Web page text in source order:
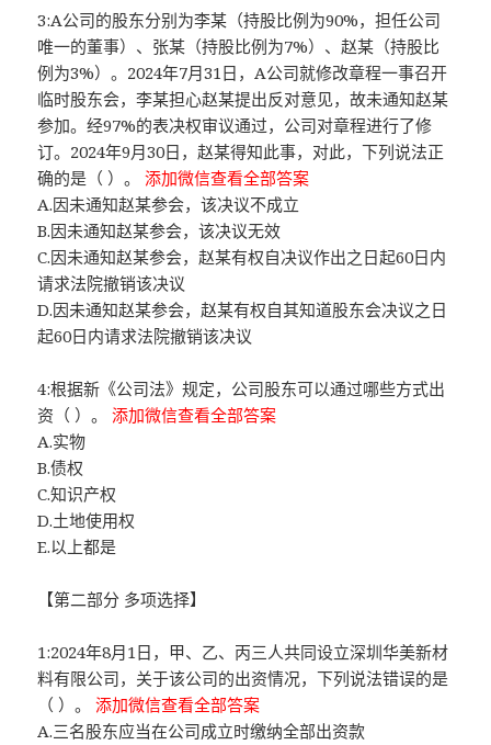
3:A公司的股东分别为李某（持股比例为90%，担任公司
唯一的董事）、张某（持股比例为7%）、赵某（持股比
例为3%）。2024年7月31日，A公司就修改章程一事召开
临时股东会，李某担心赵某提出反对意见，故未通知赵某
参加。经97%的表决权审议通过，公司对章程进行了修
订。2024年9月30日，赵某得知此事，对此，下列说法正
确的是（ ）。添加微信查看全部答案
A.因未通知赵某参会，该决议不成立
B.因未通知赵某参会，该决议无效
C.因未通知赵某参会，赵某有权自决议作出之日起60日内
请求法院撤销该决议
D.因未通知赵某参会，赵某有权自其知道股东会决议之日
起60日内请求法院撤销该决议
4:根据新《公司法》规定，公司股东可以通过哪些方式出
资（ ）。添加微信查看全部答案
A.实物
B.债权
C.知识产权
D.土地使用权
E.以上都是
【第二部分 多项选择】
1:2024年8月1日，甲、乙、丙三人共同设立深圳华美新材
料有限公司，关于该公司的出资情况，下列说法错误的是
（ ）。添加微信查看全部答案
A.三名股东应当在公司成立时缴纳全部出资款